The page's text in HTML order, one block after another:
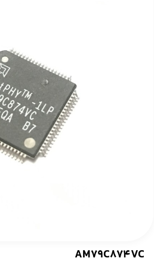
AM79C874VC